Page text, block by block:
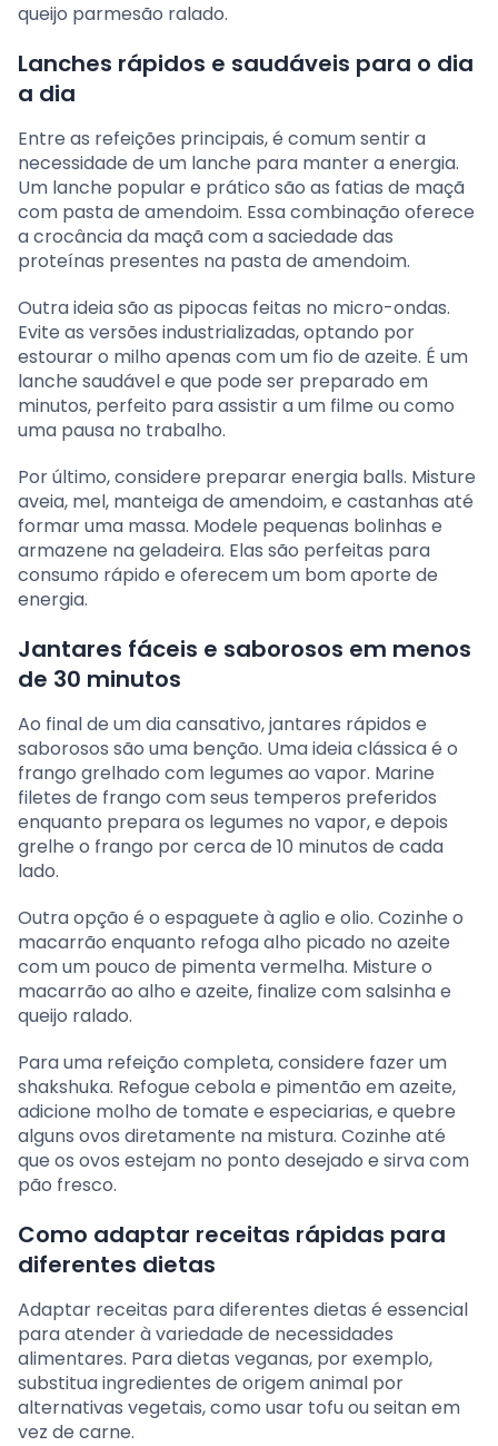
queijo parmesão ralado.
Lanches rápidos e saudáveis para o dia
a dia
Entre as refeições principais, é comum sentir a
necessidade de um lanche para manter a energia.
Um lanche popular e prático são as fatias de maçã
com pasta de amendoim. Essa combinação oferece
a crocância da maçã com a saciedade das
proteínas presentes na pasta de amendoim.
Outra ideia são as pipocas feitas no micro-ondas.
Evite as versões industrializadas, optando por
estourar o milho apenas com um fio de azeite. É um
lanche saudável e que pode ser preparado em
minutos, perfeito para assistir a um filme ou como
uma pausa no trabalho.
Por último, considere preparar energia balls. Misture
aveia, mel, manteiga de amendoim, e castanhas até
formar uma massa. Modele pequenas bolinhas e
armazene na geladeira. Elas são perfeitas para
consumo rápido e oferecem um bom aporte de
energia.
Jantares fáceis e saborosos em menos
de 30 minutos
Ao final de um dia cansativo, jantares rápidos e
saborosos são uma benção. Uma ideia clássica é o
frango grelhado com legumes ao vapor. Marine
filetes de frango com seus temperos preferidos
enquanto prepara os legumes no vapor, e depois
grelhe o frango por cerca de 10 minutos de cada
lado.
Outra opção é o espaguete à aglio e olio. Cozinhe o
macarrão enquanto refoga alho picado no azeite
com um pouco de pimenta vermelha. Misture o
macarrão ao alho e azeite, finalize com salsinha e
queijo ralado.
Para uma refeição completa, considere fazer um
shakshuka. Refogue cebola e pimentão em azeite,
adicione molho de tomate e especiarias, e quebre
alguns ovos diretamente na mistura. Cozinhe até
que os ovos estejam no ponto desejado e sirva com
pão fresco.
Como adaptar receitas rápidas para
diferentes dietas
Adaptar receitas para diferentes dietas é essencial
para atender à variedade de necessidades
alimentares. Para dietas veganas, por exemplo,
substitua ingredientes de origem animal por
alternativas vegetais, como usar tofu ou seitan em
vez de carne.